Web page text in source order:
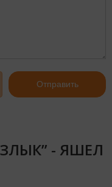
Отправить
- ЯШЕЛ